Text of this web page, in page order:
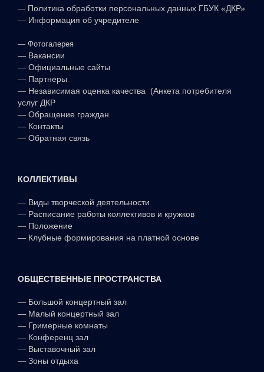
— Политика обработки персональных данных ГБУК «ДКР»
— Информация об учредителе
— Фотогалерея
— Вакансии
— Официальные сайты
— Партнеры
— Независимая оценка качества (Анкета потребителя
услуг ДКР
— Обращение граждан
— Контакты
— Обратная связь
КОЛЛЕКТИВЫ
— Виды творческой деятельности
— Расписание работы коллективов и кружков
— Положение
— Клубные формирования на платной основе
ОБЩЕСТВЕННЫЕ ПРОСТРАНСТВА
— Большой концертный зал
— Малый концертный зал
— Гримерные комнаты
— Конференц зал
— Выставочный зал
— Зоны отдыха